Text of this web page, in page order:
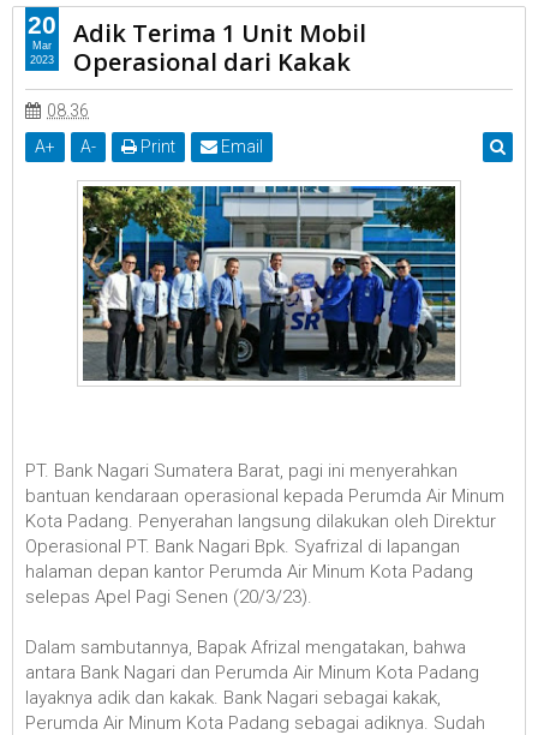
PDAM
Adik Terima 1 Unit Mobil Operasional dari Kakak
Adik Terima 1 Unit Mobil
Operasional dari Kakak
08.36
A+ A- Print Email
PT. Bank Nagari Sumatera Barat, pagi ini menyerahkan
bantuan kendaraan operasional kepada Perumda Air Minum
Kota Padang. Penyerahan langsung dilakukan oleh Direktur
Operasional PT. Bank Nagari Bpk. Syafrizal di lapangan
halaman depan kantor Perumda Air Minum Kota Padang
selepas Apel Pagi Senen (20/3/23).
Dalam sambutannya, Bapak Afrizal mengatakan, bahwa
antara Bank Nagari dan Perumda Air Minum Kota Padang
layaknya adik dan kakak. Bank Nagari sebagai kakak,
Perumda Air Minum Kota Padang sebagai adiknya. Sudah
20
Mar
2023